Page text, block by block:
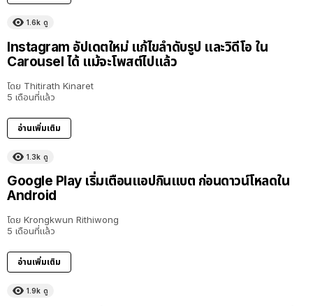
1.6k ดู
Instagram อัปเดตใหม่ แก้ไขลำดับรูป และวิดีโอ ใน
Carousel ได้ แม้จะโพสต์ไปแล้ว
โดย Thitirath Kinaret
5 เดือนที่แล้ว
อ่านเพิ่มเติม
1.3k ดู
Google Play เริ่มเตือนแอปกินแบต ก่อนดาวน์โหลดใน
Android
โดย Krongkwun Rithiwong
5 เดือนที่แล้ว
อ่านเพิ่มเติม
1.9k ดู